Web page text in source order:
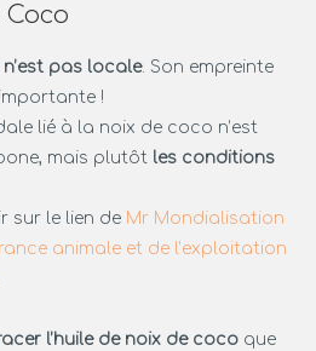
n’est pas locale. Son empreinte
!
lié à la noix de coco n’est
mais plutôt les conditions
sur le lien de Mr Mondialisation
animale et de l’exploitation
l’huile de noix de coco que